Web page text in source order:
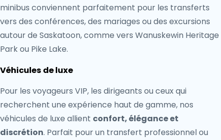
minibus conviennent parfaitement pour les transferts
vers des conférences, des mariages ou des excursions
autour de Saskatoon, comme vers Wanuskewin Heritage
Park ou Pike Lake.
Véhicules de luxe
Pour les voyageurs VIP, les dirigeants ou ceux qui
recherchent une expérience haut de gamme, nos
véhicules de luxe allient confort, élégance et
discrétion. Parfait pour un transfert professionnel ou